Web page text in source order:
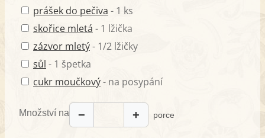
prášek do pečiva - 1 ks
skořice mletá - 1 lžička
zázvor mletý- 1/2 lžičky
sůl - 1 špetka
cukr moučkový- na posypání
Množství na − + porce